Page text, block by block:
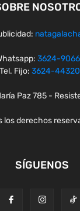
3624-
Tel. Fijo: 3624-
Paz 785 -
los derechos
SÍGUENOS